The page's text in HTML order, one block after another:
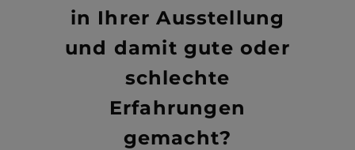
in Ihrer Ausstellung
und damit gute oder
schlechte
Erfahrungen
gemacht?